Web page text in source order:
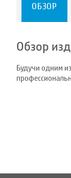
ОБЗОР
Обзор
Будучи одним